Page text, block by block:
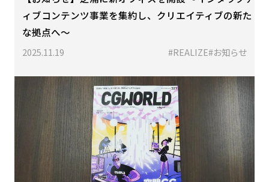
ィブコンテンツ事業を集約し、クリエイティブの新た
な拠点へ〜
2025.11.19 #REALIZE#お知らせ